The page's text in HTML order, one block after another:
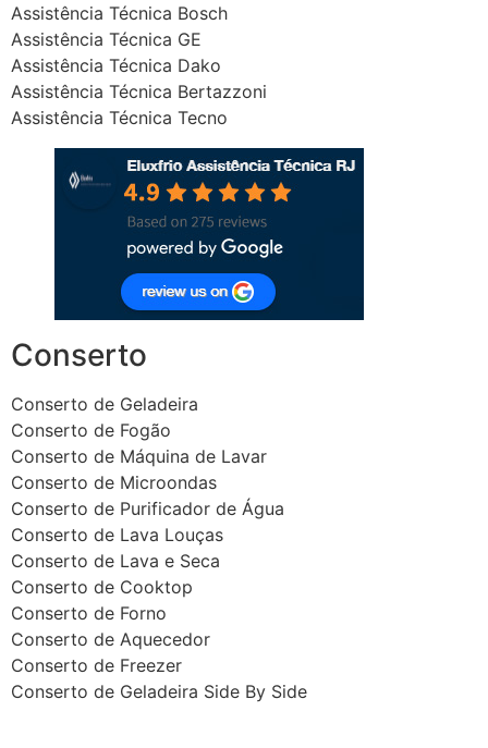
Assistência Técnica Bosch
Assistência Técnica GE
Assistência Técnica Dako
Assistência Técnica Bertazzoni
Assistência Técnica Tecno
Conserto
Conserto de Geladeira
Conserto de Fogão
Conserto de Máquina de Lavar
Conserto de Microondas
Conserto de Purificador de Água
Conserto de Lava Louças
Conserto de Lava e Seca
Conserto de Cooktop
Conserto de Forno
Conserto de Aquecedor
Conserto de Freezer
Conserto de Geladeira Side By Side